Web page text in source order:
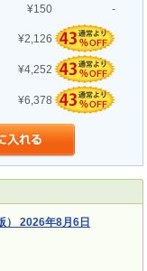
¥150 -
¥2,126
¥4,252
¥6,378
） 2026年8月6日